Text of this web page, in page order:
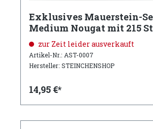
Exklusives Mauerstein-
Medium Nougat mit 215
zur Zeit leider ausverkauft
Artikel-Nr.: AST-0007
Hersteller: STEINCHENSHOP
14,95 €*